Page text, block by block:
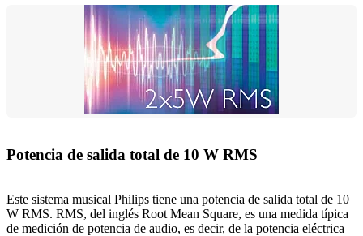
Potencia de salida total de 10 W RMS
Este sistema musical Philips tiene una potencia de salida total de 10
W RMS. RMS, del inglés Root Mean Square, es una medida típica
de medición de potencia de audio, es decir, de la potencia eléctrica